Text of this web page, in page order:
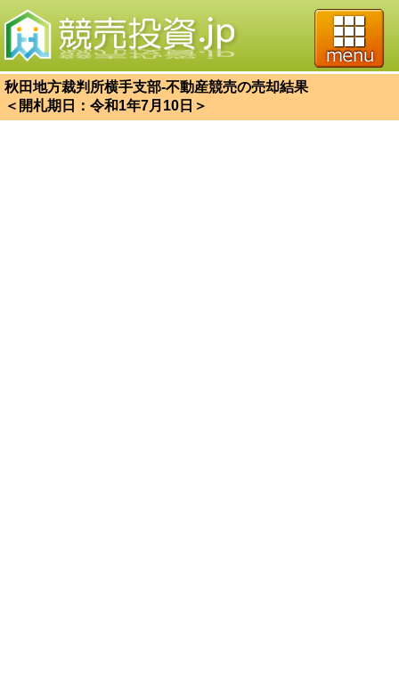
秋田地方裁判所横手支部-不動産競売の売却結果
＜開札期日：令和1年7月10日＞